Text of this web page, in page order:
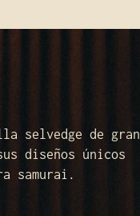
selvedge de gran
diseños únicos
samurai.